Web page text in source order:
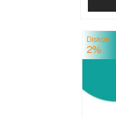
Diskon
2%